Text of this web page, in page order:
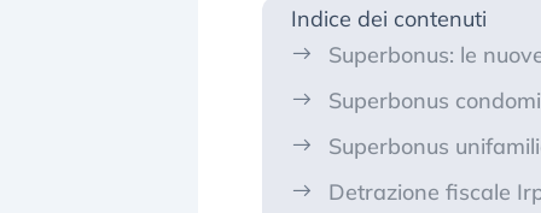
Indice dei contenuti
Superbonus: le
Superbonus
Superbonus
Detrazione fiscale